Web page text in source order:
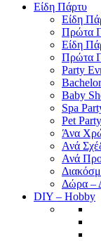
Είδη Πάρτυ
Είδη
Πρώτα
Είδη
Πρώτα
Party
Baby
Spa
Pet Party
Άνα
Ανά
Ανά
Δώρα –
DIY – Hobby